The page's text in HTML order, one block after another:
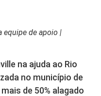
equipe de apoio |
na ajuda ao Rio
no município de
de 50% alagado